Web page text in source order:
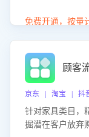
力商家优化产品
免费开通，按量
顾客
京东 | 淘宝 | 抖
针对家具类目，
掘潜在客户放弃